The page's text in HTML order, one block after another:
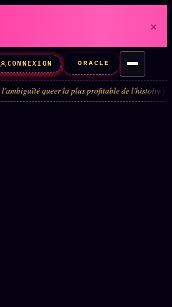
×
CONNEXION ORACLE
la plus profitable de l'histoire pop · 4 ans de